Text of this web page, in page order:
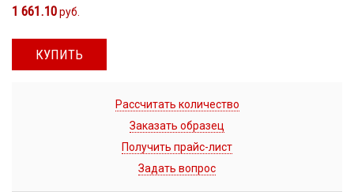
1 661.10руб.
КУПИТЬ
Рассчитать количество
Заказать образец
Получить прайс-лист
Задать вопрос